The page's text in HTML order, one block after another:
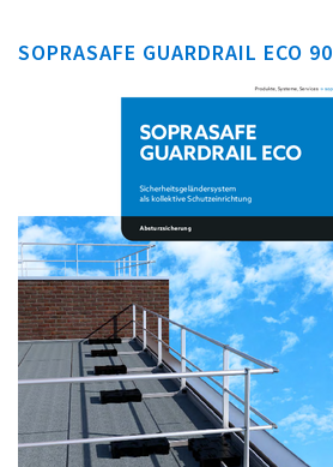
SOPRASAFE GUARDRAIL ECO 90